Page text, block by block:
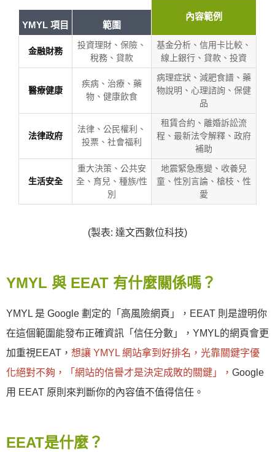
YMYL 項目 範圍
內容範例
金融財務
投資理財、保險、
稅務、貸款
基金分析、信用卡比較、
線上銀行、貸款、投資
醫療健康
疾病、治療、藥
物、健康飲食
病理症狀、減肥食譜、藥
物說明、心理諮詢、保健
品
法律政府
法律、公民權利、
投票、社會福利
租賃合約、離婚訴訟流
程、最新法令解釋、政府
補助
生活安全
重大決策、公共安
全、育兒、種族/性
別
地震緊急應變、收養兒
童、性別言論、槍枝、性
愛
(製表: 達文西數位科技)
YMYL 與 EEAT 有什麼關係嗎？
YMYL 是 Google 劃定的「高風險網頁」，EEAT 則是證明你
在這個範圍能發布正確資訊「信任分數」，YMYL的網頁會更
加重視EEAT， 想讓 YMYL 網站拿到好排名，光靠關鍵字優
化絕對不夠，「網站的信譽才是決定成敗的關鍵」， Google
用 EEAT 原則來判斷你的內容值不值得信任。
EEAT是什麼？